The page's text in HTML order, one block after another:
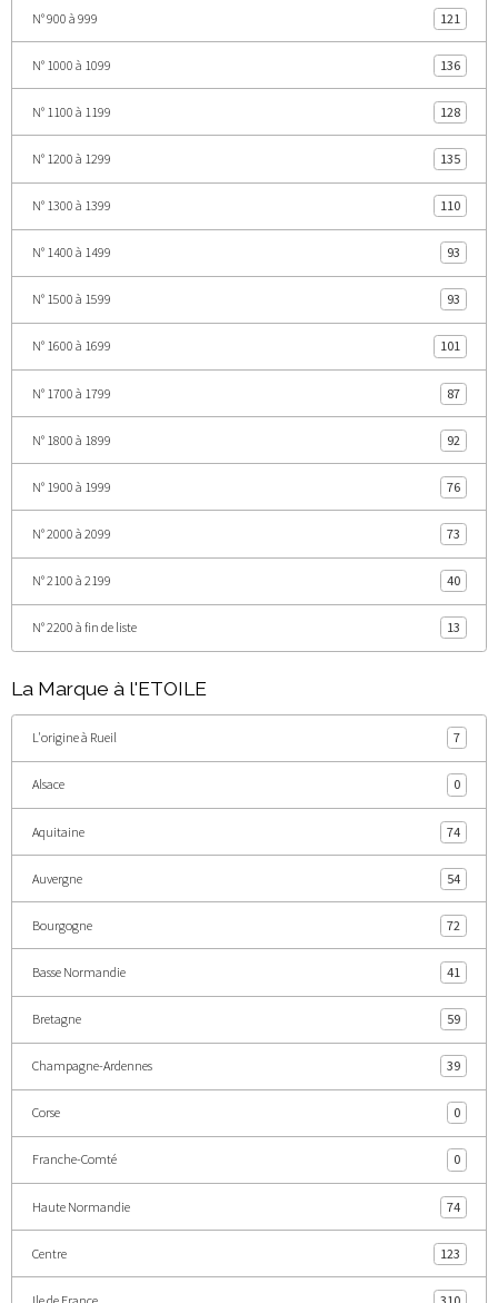
N° 900 à 999 121
N° 1000 à 1099 136
N° 1100 à 1199 128
N° 1200 à 1299 135
N° 1300 à 1399 110
N° 1400 à 1499 93
N° 1500 à 1599 93
N° 1600 à 1699 101
N° 1700 à 1799 87
N° 1800 à 1899 92
N° 1900 à 1999 76
N° 2000 à 2099 73
N° 2100 à 2199 40
N° 2200 à fin de liste 13
La Marque à l'ETOILE
L'origine à Rueil 7
Alsace 0
Aquitaine 74
Auvergne 54
Bourgogne 72
Basse Normandie 41
Bretagne 59
Champagne-Ardennes 39
Corse 0
Franche-Comté 0
Haute Normandie 74
Centre 123